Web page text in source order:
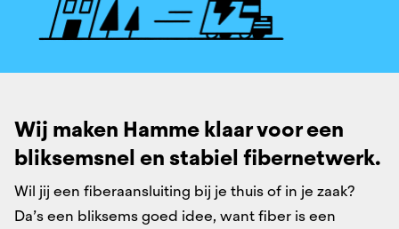
Wij maken Hamme klaar voor een
bliksemsnel ​en stabiel fibernetwerk.​
Wil jij een fiberaansluiting bij je thuis of in je zaak?
Da’s een bliksems goed idee, want fiber is een